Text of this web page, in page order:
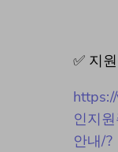
✅ 지
인지
안내/?